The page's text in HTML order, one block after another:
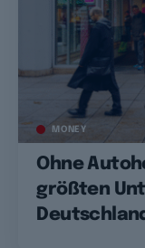
MONEY
Ohne
größten